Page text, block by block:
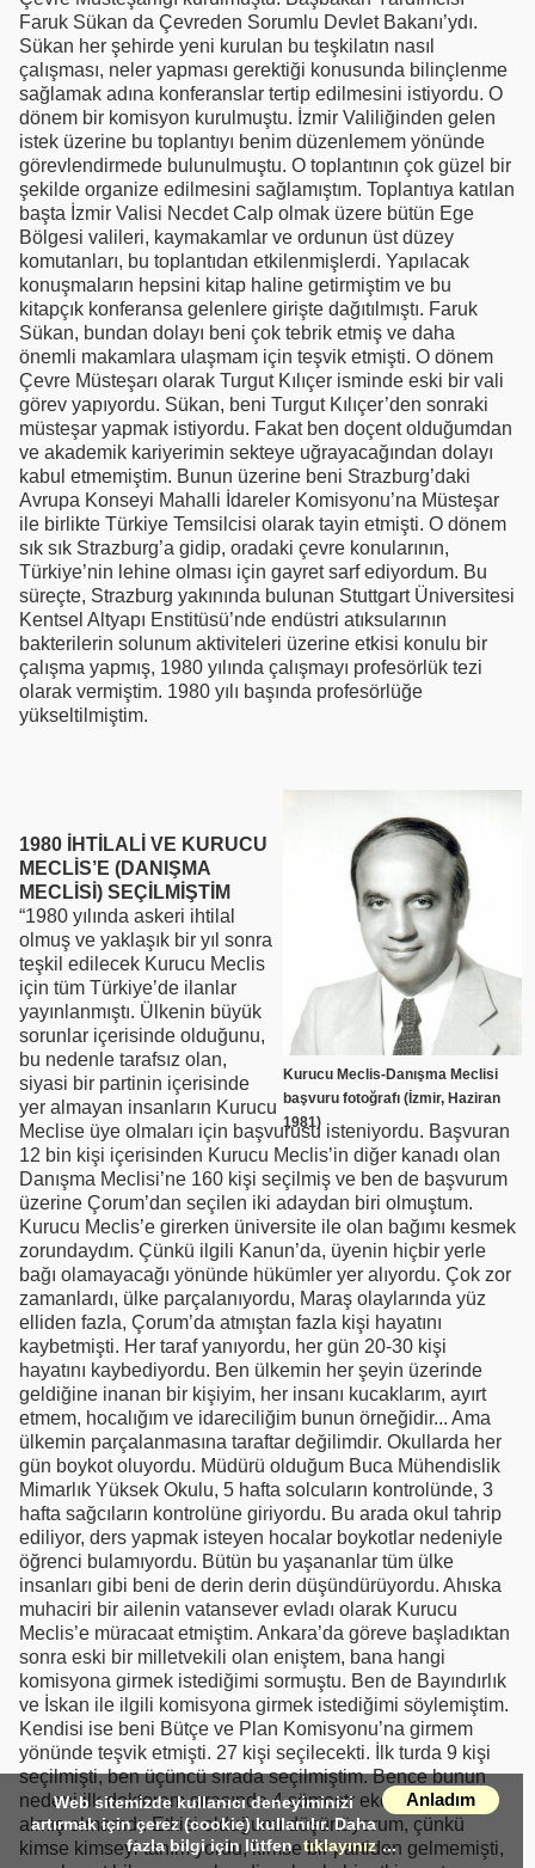
Faruk Sükan da Çevreden Sorumlu Devlet Bakanı’ydı.
Sükan her şehirde yeni kurulan bu teşkilatın nasıl
çalışması, neler yapması gerektiği konusunda bilinçlenme
sağlamak adına konferanslar tertip edilmesini istiyordu. O
dönem bir komisyon kurulmuştu. İzmir Valiliğinden gelen
istek üzerine bu toplantıyı benim düzenlemem yönünde
görevlendirmede bulunulmuştu. O toplantının çok güzel bir
şekilde organize edilmesini sağlamıştım. Toplantıya katılan
başta İzmir Valisi Necdet Calp olmak üzere bütün Ege
Bölgesi valileri, kaymakamlar ve ordunun üst düzey
komutanları, bu toplantıdan etkilenmişlerdi. Yapılacak
konuşmaların hepsini kitap haline getirmiştim ve bu
kitapçık konferansa gelenlere girişte dağıtılmıştı. Faruk
Sükan, bundan dolayı beni çok tebrik etmiş ve daha
önemli makamlara ulaşmam için teşvik etmişti. O dönem
Çevre Müsteşarı olarak Turgut Kılıçer isminde eski bir vali
görev yapıyordu. Sükan, beni Turgut Kılıçer’den sonraki
müsteşar yapmak istiyordu. Fakat ben doçent olduğumdan
ve akademik kariyerimin sekteye uğrayacağından dolayı
kabul etmemiştim. Bunun üzerine beni Strazburg’daki
Avrupa Konseyi Mahalli İdareler Komisyonu’na Müsteşar
ile birlikte Türkiye Temsilcisi olarak tayin etmişti. O dönem
sık sık Strazburg’a gidip, oradaki çevre konularının,
Türkiye’nin lehine olması için gayret sarf ediyordum. Bu
süreçte, Strazburg yakınında bulunan Stuttgart Üniversitesi
Kentsel Altyapı Enstitüsü’nde endüstri atıksularının
bakterilerin solunum aktiviteleri üzerine etkisi konulu bir
çalışma yapmış, 1980 yılında çalışmayı profesörlük tezi
olarak vermiştim. 1980 yılı başında profesörlüğe
yükseltilmiştim.
Kurucu Meclis-Danışma Meclisi
başvuru fotoğrafı (İzmir, Haziran
1981)
1980 İHTİLALİ VE KURUCU
MECLİS’E (DANIŞMA
MECLİSİ) SEÇİLMİŞTİM
“1980 yılında askeri ihtilal
olmuş ve yaklaşık bir yıl sonra
teşkil edilecek Kurucu Meclis
için tüm Türkiye’de ilanlar
yayınlanmıştı. Ülkenin büyük
sorunlar içerisinde olduğunu,
bu nedenle tarafsız olan,
siyasi bir partinin içerisinde
yer almayan insanların Kurucu
Meclise üye olmaları için başvurusu isteniyordu. Başvuran
12 bin kişi içerisinden Kurucu Meclis’in diğer kanadı olan
Danışma Meclisi’ne 160 kişi seçilmiş ve ben de başvurum
üzerine Çorum’dan seçilen iki adaydan biri olmuştum.
Kurucu Meclis’e girerken üniversite ile olan bağımı kesmek
zorundaydım. Çünkü ilgili Kanun’da, üyenin hiçbir yerle
bağı olamayacağı yönünde hükümler yer alıyordu. Çok zor
zamanlardı, ülke parçalanıyordu, Maraş olaylarında yüz
elliden fazla, Çorum’da atmıştan fazla kişi hayatını
kaybetmişti. Her taraf yanıyordu, her gün 20-30 kişi
hayatını kaybediyordu. Ben ülkemin her şeyin üzerinde
geldiğine inanan bir kişiyim, her insanı kucaklarım, ayırt
etmem, hocalığım ve idareciliğim bunun örneğidir... Ama
ülkemin parçalanmasına taraftar değilimdir. Okullarda her
gün boykot oluyordu. Müdürü olduğum Buca Mühendislik
Mimarlık Yüksek Okulu, 5 hafta solcuların kontrolünde, 3
hafta sağcıların kontrolüne giriyordu. Bu arada okul tahrip
ediliyor, ders yapmak isteyen hocalar boykotlar nedeniyle
öğrenci bulamıyordu. Bütün bu yaşananlar tüm ülke
insanları gibi beni de derin derin düşündürüyordu. Ahıska
muhaciri bir ailenin vatansever evladı olarak Kurucu
Meclis’e müracaat etmiştim. Ankara’da göreve başladıktan
sonra eski bir milletvekili olan eniştem, bana hangi
komisyona girmek istediğimi sormuştu. Ben de Bayındırlık
ve İskan ile ilgili komisyona girmek istediğimi söylemiştim.
Kendisi ise beni Bütçe ve Plan Komisyonu’na girmem
yönünde teşvik etmişti. 27 kişi seçilecekti. İlk turda 9 kişi
seçilmişti, ben üçüncü sırada seçilmiştim. Bence bunun
nedeni ilk doktoram sırasında 4 sömestr ekonomi eğitimi
almış olmamdı. Etkisi olduğunu düşünüyorum, çünkü
kimse kimseyi tanımıyordu, kimse bir partiden gelmemişti,
Anladım
Web sitemizde kullanıcı deneyiminizi
artırmak için çerez (cookie) kullanılır. Daha
fazla bilgi için lütfen tıklayınız ...